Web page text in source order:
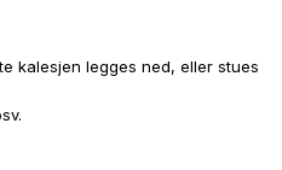
kalesjen legges ned, eller stues